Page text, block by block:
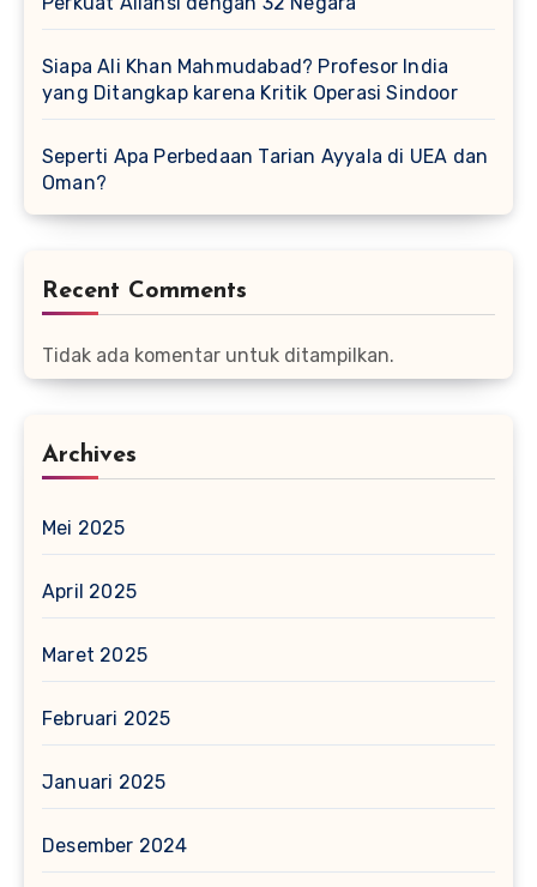
Siapa Ali Khan Mahmudabad? Profesor India
yang Ditangkap karena Kritik Operasi Sindoor
Seperti Apa Perbedaan Tarian Ayyala di UEA dan
Oman?
Recent Comments
Tidak ada komentar untuk ditampilkan.
Archives
Mei 2025
April 2025
Maret 2025
Februari 2025
Januari 2025
Desember 2024